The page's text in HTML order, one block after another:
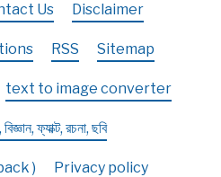
Us Disclaimer
RSS Sitemap
text to image converter
ফ্যাক্ট, রচনা, ছবি
) Privacy policy